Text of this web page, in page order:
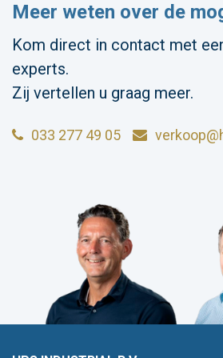
Meer weten over de
Kom direct in contact met
experts.
Zij vertellen u graag meer.
033 277 49 05